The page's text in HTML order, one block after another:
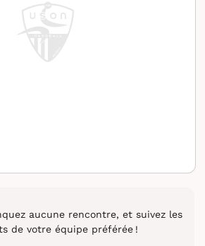
aucune rencontre, et suivez les
de votre équipe préférée !